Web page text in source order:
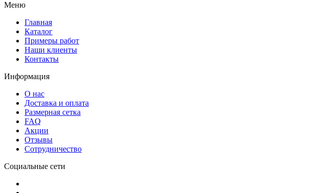
Меню
Главная
Каталог
Примеры работ
Наши клиенты
Контакты
Информация
О нас
Доставка и оплата
Размерная сетка
FAQ
Акции
Отзывы
Сотрудничество
Социальные сети